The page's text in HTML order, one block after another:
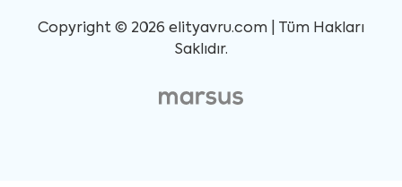
Copyright © 2026 elityavru.com | Tüm Hakları
Saklıdır.